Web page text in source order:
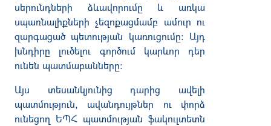
սերունդների ձևավորումը և առկա
սպառնալիքների չեզոքացմամբ ամուր ու
զարգացած պետության կառուցումը։ Այդ
խնդիրը լուծելու գործում կարևոր դեր
ունեն պատմաբանները։
Այս տեսանկյունից դարից ավելի
պատմություն, ավանդույթներ ու փորձ
ունեցող ԵՊՀ պատմության ֆակուլտետն